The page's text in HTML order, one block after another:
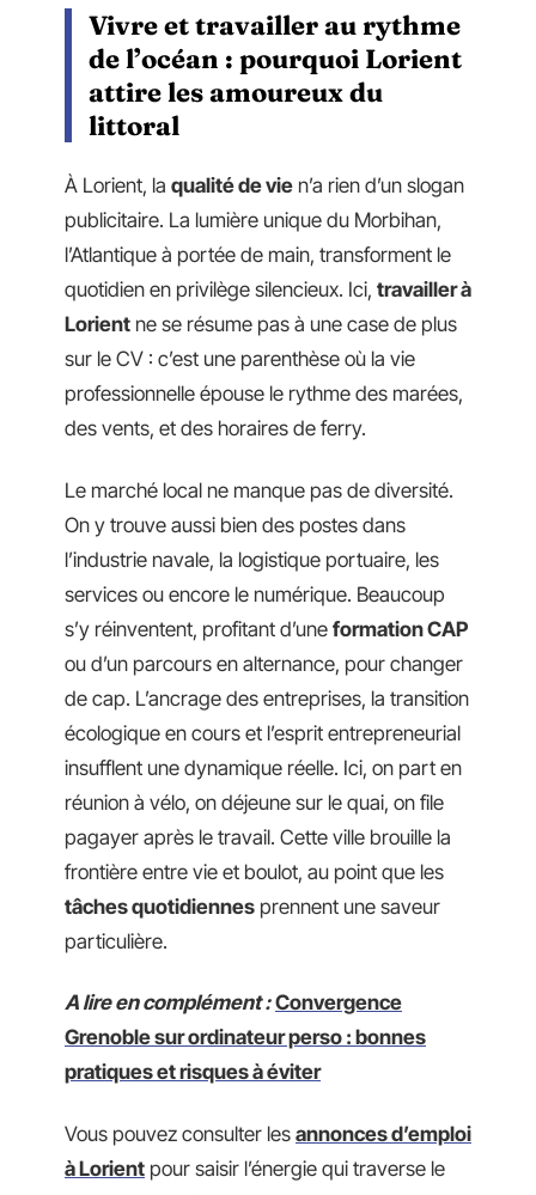
Vivre et travailler au rythme
de l’océan : pourquoi Lorient
attire les amoureux du
littoral
À Lorient, la qualité de vie n’a rien d’un slogan
publicitaire. La lumière unique du Morbihan,
l’Atlantique à portée de main, transforment le
quotidien en privilège silencieux. Ici, travailler à
Lorient ne se résume pas à une case de plus
sur le CV : c’est une parenthèse où la vie
professionnelle épouse le rythme des marées,
des vents, et des horaires de ferry.
Le marché local ne manque pas de diversité.
On y trouve aussi bien des postes dans
l’industrie navale, la logistique portuaire, les
services ou encore le numérique. Beaucoup
s’y réinventent, profitant d’une formation CAP
ou d’un parcours en alternance, pour changer
de cap. L’ancrage des entreprises, la transition
écologique en cours et l’esprit entrepreneurial
insufflent une dynamique réelle. Ici, on part en
réunion à vélo, on déjeune sur le quai, on file
pagayer après le travail. Cette ville brouille la
frontière entre vie et boulot, au point que les
tâches quotidiennes prennent une saveur
particulière.
A lire en complément : Convergence
Grenoble sur ordinateur perso : bonnes
pratiques et risques à éviter
Vous pouvez consulter les annonces d’emploi
à Lorient pour saisir l’énergie qui traverse le